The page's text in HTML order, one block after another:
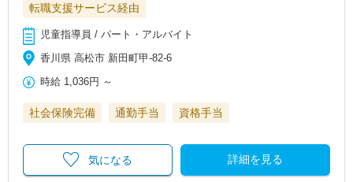
転職支援サービス経由
児童指導員 / パート・アルバイト
香川県 高松市 新田町甲-82-6
時給 1,036円 ～
社会保険完備 通勤手当 資格手当
詳細を見る
気になる